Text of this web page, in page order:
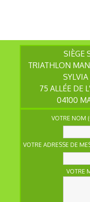
SIÈGE
TRIATHLON
75 ALLÉE DE
04100
VOTRE NOM
VOTRE ADRESSE DE
VOTRE